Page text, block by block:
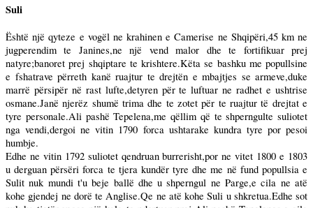
Suli
Është një qyteze e vogël ne krahinen e Camerise ne Shqipëri,45 km ne
jugperendim te Janines,ne një vend malor dhe te fortifikuar prej
natyre;banoret prej shqiptare te krishtere.Këta se bashku me popullsine
e fshatrave përreth kanë ruajtur te drejtën e mbajtjes se armeve,duke
marrë përsipër në rast lufte,detyren për te luftuar ne radhet e ushtrise
osmane.Janë njerëz shumë trima dhe te zotet për te ruajtur të drejtat e
tyre personale.Ali pashë Tepelena,me qëllim që te shperngulte suliotet
nga vendi,dergoi ne vitin 1790 forca ushtarake kundra tyre por pesoi
humbje.
Edhe ne vitin 1792 suliotet qendruan burrerisht,por ne vitet 1800 e 1803
u derguan përsëri forca te tjera kundër tyre dhe me në fund popullsia e
Sulit nuk mundi t'u beje ballë dhe u shperngul ne Parge,e cila ne atë
kohe gjendej ne dorë te Anglise.Qe ne atë kohe Suli u shkretua.Edhe sot